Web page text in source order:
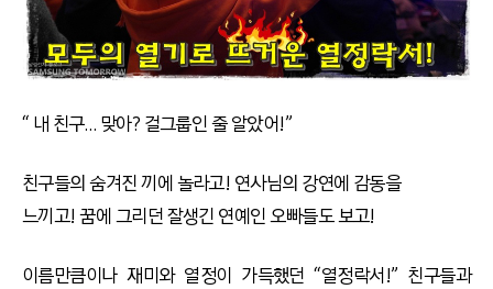
“ 내 친구… 맞아? 걸그룹인 줄 알았어!”
친구들의 숨겨진 끼에 놀라고! 연사님의 강연에 감동을
느끼고! 꿈에 그리던 잘생긴 연예인 오빠들도 보고!
이름만큼이나 재미와 열정이 가득했던 “열정락서!” 친구들과